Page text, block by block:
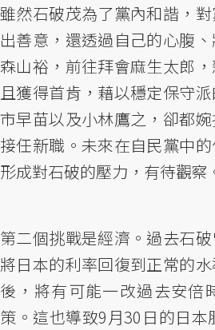
雖然石破茂為了黨內和諧，
出善意，還透過自己的心腹
森山裕，前往拜會麻生太郎
且獲得首肯，藉以穩定保守
市早苗以及小林鷹之，卻都
接任新職。未來在自民黨中
形成對石破的壓力，有待觀察
第二個挑戰是經濟。過去石
將日本的利率回復到正常的
後，將有可能一改過去安倍
策。這也導致9月30日的日本